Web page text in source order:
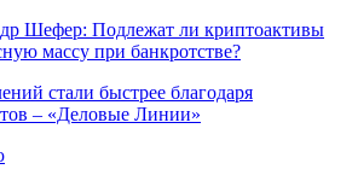
Шефер: Подлежат ли криптоактивы
массу при банкротстве?
стали быстрее благодаря
– «Деловые Линии»